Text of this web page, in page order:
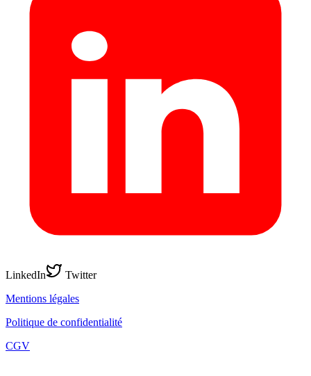
LinkedIn
Twitter
Mentions légales
Politique de confidentialité
CGV